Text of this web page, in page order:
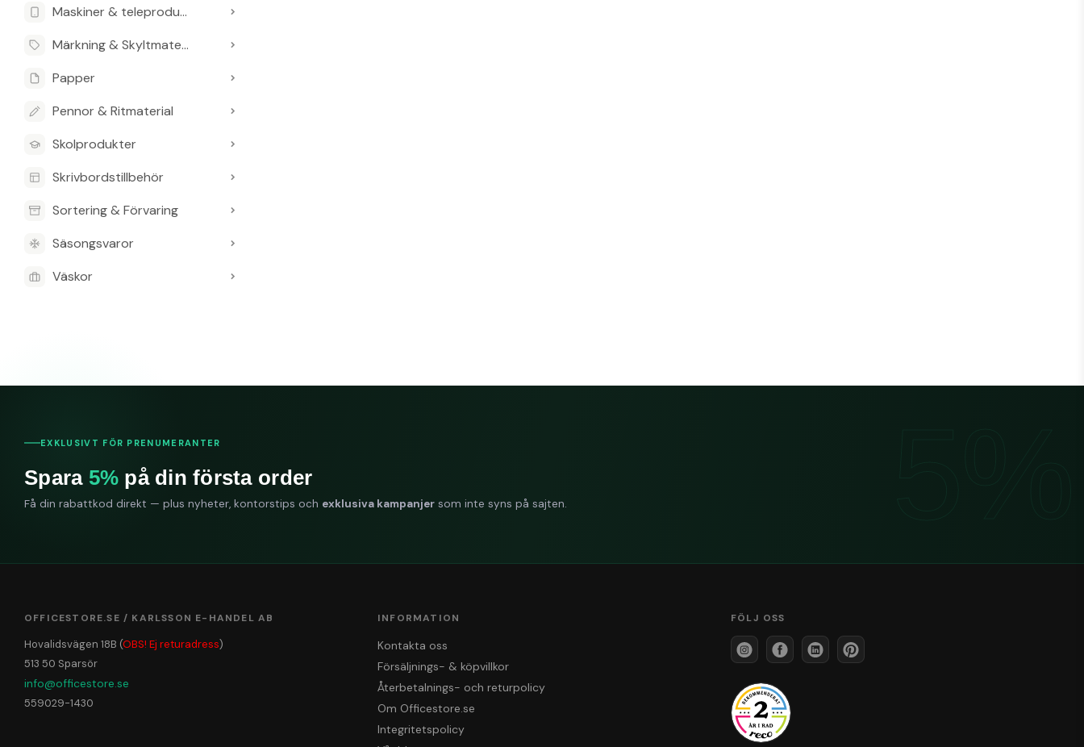
Maskiner & teleprodukter
Märkning & Skyltmaterial
Papper
Pennor & Ritmaterial
Skolprodukter
Skrivbordstillbehör
Sortering & Förvaring
Säsongsvaror
Väskor
OFFICESTORE.SE / KARLSSON E-HANDEL AB
Hovalidsvägen 18B (OBS! Ej returadress)
513 50 Sparsör
info@officestore.se
559029-1430
INFORMATION
Kontakta oss
Försäljnings- & köpvillkor
Återbetalnings- och returpolicy
Om Officestore.se
Integritetspolicy
FÖLJ OSS
EXKLUSIVT FÖR PRENUMERANTER
Spara 5% på din första order
Få din rabattkod direkt — plus nyheter, kontorstips och exklusiva kampanjer som inte syns på sajten.